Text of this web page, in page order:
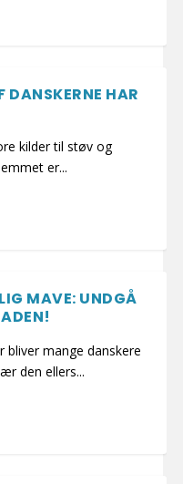
DANSKERNE HAR
kilder til støv og
er...
MAVE: UNDGÅ
bliver mange danskere
den ellers...